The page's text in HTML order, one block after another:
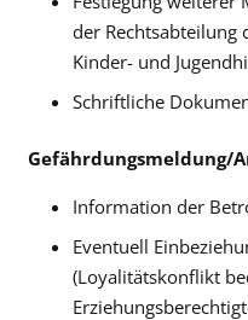
der Rechtsabteilung
Kinder- und
Schriftliche
Gefährdungsmeldung/
Information der
Eventuell
(Loyalitätskonflikt